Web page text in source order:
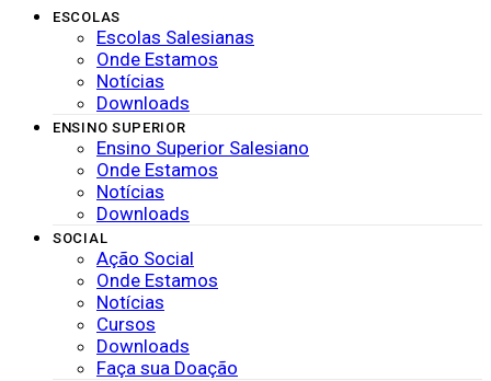
ESCOLAS
Escolas Salesianas
Onde Estamos
Notícias
Downloads
ENSINO SUPERIOR
Ensino Superior Salesiano
Onde Estamos
Notícias
Downloads
SOCIAL
Ação Social
Onde Estamos
Notícias
Cursos
Downloads
Faça sua Doação